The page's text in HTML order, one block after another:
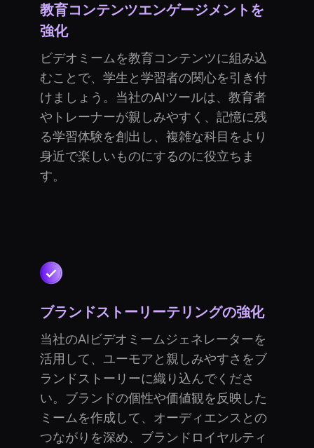
教育コンテンツエンゲージメントを
強化
ビデオミームを教育コンテンツに組み込
むことで、学生と学習者の関心を引き付
けましょう。当社のAIツールは、教育者
やトレーナーが親しみやすく、記憶に残
る学習体験を創出し、複雑な科目をより
身近で楽しいものにするのに役立ちま
す。
ブランドストーリーテリングの強化
当社のAIビデオミームジェネレーターを
活用して、ユーモアと親しみやすさをブ
ランドストーリーに織り込んでくださ
い。ブランドの個性や価値観を反映した
ミームを作成して、オーディエンスとの
つながりを深め、ブランドロイヤルティ